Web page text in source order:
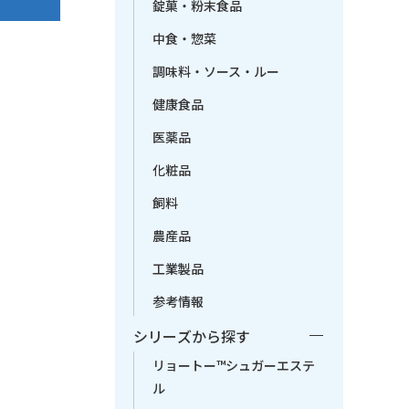
錠菓・粉末食品
中食・惣菜
調味料・ソース・ルー
健康食品
医薬品
化粧品
飼料
農産品
工業製品
参考情報
シリーズから探す
リョートー™シュガーエステ
ル